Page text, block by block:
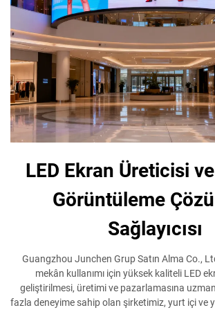
LED Ekran Üreticisi
Görüntüleme
Sağlayıcısı
Guangzhou Junchen Grup Satın Alma Co.,
mekân kullanımı için yüksek kaliteli LED
geliştirilmesi, üretimi ve pazarlamasına
fazla deneyime sahip olan şirketimiz, yurt içi ve